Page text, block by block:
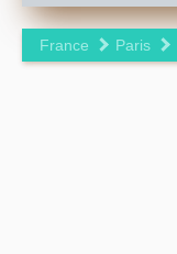
France Paris